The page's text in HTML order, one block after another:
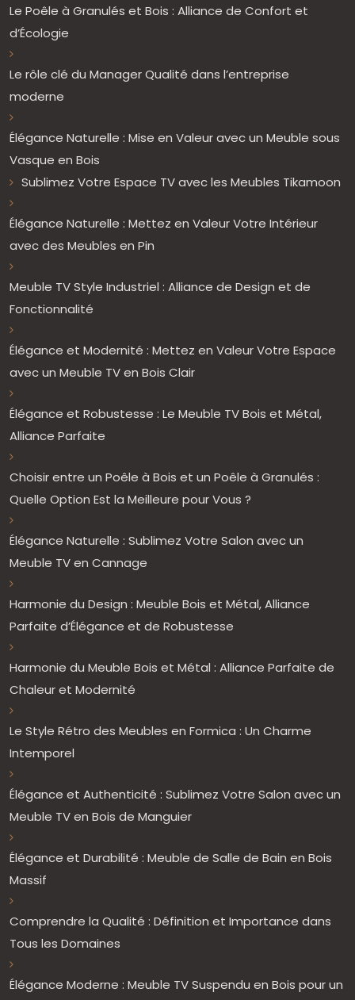
Le Poêle à Granulés et Bois : Alliance de Confort et
d’Écologie
Le rôle clé du Manager Qualité dans l’entreprise
moderne
Élégance Naturelle : Mise en Valeur avec un Meuble sous
Vasque en Bois
Sublimez Votre Espace TV avec les Meubles Tikamoon
Élégance Naturelle : Mettez en Valeur Votre Intérieur
avec des Meubles en Pin
Meuble TV Style Industriel : Alliance de Design et de
Fonctionnalité
Élégance et Modernité : Mettez en Valeur Votre Espace
avec un Meuble TV en Bois Clair
Élégance et Robustesse : Le Meuble TV Bois et Métal,
Alliance Parfaite
Choisir entre un Poêle à Bois et un Poêle à Granulés :
Quelle Option Est la Meilleure pour Vous ?
Élégance Naturelle : Sublimez Votre Salon avec un
Meuble TV en Cannage
Harmonie du Design : Meuble Bois et Métal, Alliance
Parfaite d’Élégance et de Robustesse
Harmonie du Meuble Bois et Métal : Alliance Parfaite de
Chaleur et Modernité
Le Style Rétro des Meubles en Formica : Un Charme
Intemporel
Élégance et Authenticité : Sublimez Votre Salon avec un
Meuble TV en Bois de Manguier
Élégance et Durabilité : Meuble de Salle de Bain en Bois
Massif
Comprendre la Qualité : Définition et Importance dans
Tous les Domaines
Élégance Moderne : Meuble TV Suspendu en Bois pour un